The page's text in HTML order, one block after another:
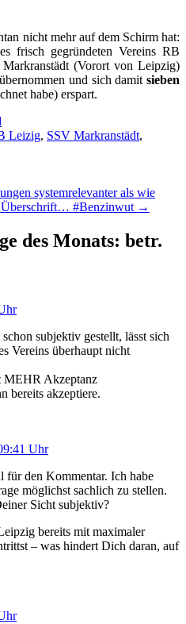
nicht mehr auf dem Schirm hat:
frisch gegründeten Vereins RB
(Vorort von Leipzig)
übernommen und sich damit sieben
habe) erspart.
Leizig, SSV Markranstädt,
systemrelevanter als wie
Überschrift… #Benzinwut →
des Monats: betr.
subjektiv gestellt, lässt sich
Vereins überhaupt nicht
MEHR Akzeptanz
bereits akzeptiere.
Uhr
für den Kommentar. Ich habe
möglichst sachlich zu stellen.
Sicht subjektiv?
bereits mit maximaler
– was hindert Dich daran, auf